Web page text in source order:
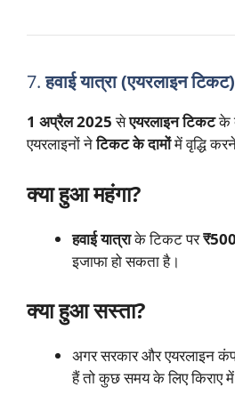
7.हवाई यात्रा (एयरलाइन टिकट)
1 अप्रैल 2025सेएयरलाइन टिकटके
एयरलाइनों नेटिकट के दामोंमें वृद्धि
क्या हुआ महंगा?
हवाई यात्राके टिकट पर
इजाफा हो सकता है।
क्या हुआ सस्ता?
अगर सरकार और एयरलाइन
हैं तो कुछ समय के लिए किराए